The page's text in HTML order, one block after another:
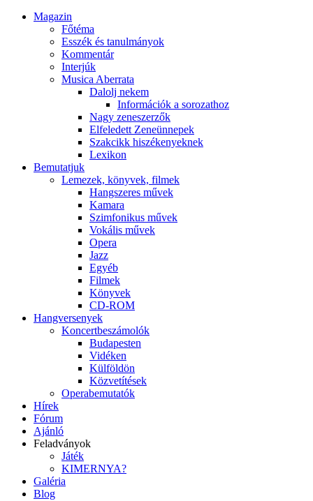
Magazin
Főtéma
Esszék és tanulmányok
Kommentár
Interjúk
Musica Aberrata
Dalolj nekem
Információk a sorozathoz
Nagy zeneszerzők
Elfeledett Zeneünnepek
Szakcikk hiszékenyeknek
Lexikon
Bemutatjuk
Lemezek, könyvek, filmek
Hangszeres művek
Kamara
Szimfonikus művek
Vokális művek
Opera
Jazz
Egyéb
Filmek
Könyvek
CD-ROM
Hangversenyek
Koncertbeszámolók
Budapesten
Vidéken
Külföldön
Közvetítések
Operabemutatók
Hírek
Fórum
Ajánló
Feladványok
Játék
KIMERNYA?
Galéria
Blog